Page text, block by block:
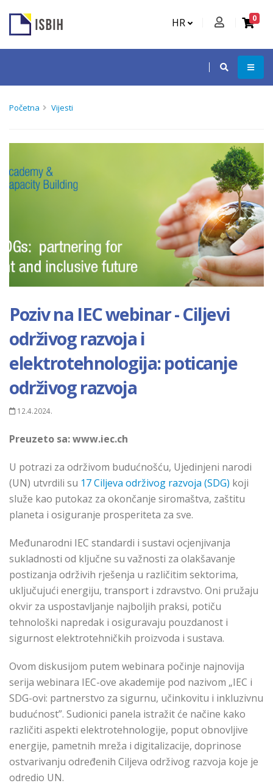
HR 0
Početna Vijesti
Poziv na IEC webinar - Ciljevi
održivog razvoja i
elektrotehnologija: poticanje
održivog razvoja
12.4.2024.
Preuzeto sa:www.iec.ch
U potrazi za održivom budućnošću, Ujedinjeni narodi
(UN) utvrdili su 17 Ciljeva održivog razvoja (SDG) koji
služe kao putokaz za okončanje siromaštva, zaštitu
planeta i osiguranje prosperiteta za sve.
Međunarodni IEC standardi i sustavi ocjenjivanja
sukladnosti od ključne su važnosti za olakšavanje
postizanja održivih rješenja u različitim sektorima,
uključujući energiju, transport i zdravstvo. Oni pružaju
okvir za uspostavljanje najboljih praksi, potiču
tehnološki napredak i osiguravaju pouzdanost i
sigurnost elektrotehničkih proizvoda i sustava.
Ovom diskusijom putem webinara počinje najnovija
serija webinara IEC-ove akademije pod nazivom „IEC i
SDG-ovi: partnerstvo za sigurnu, učinkovitu i inkluzivnu
budućnost”. Sudionici panela istražit će načine kako
različiti aspekti elektrotehnologije, poput obnovljive
energije, pametnih mreža i digitalizacije, doprinose
ostvarivanju određenih Ciljeva održivog razvoja koje je
odredio UN.